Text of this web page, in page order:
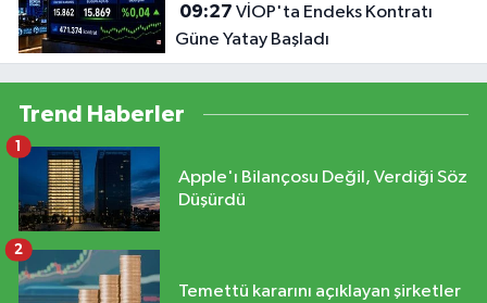
09:27
Güne Yatay Başladı
Trend Haberler
Apple'ı Bilançosu Değil, Verdiği Söz
Düşürdü
1
Temettü kararını açıklayan şirketler
2